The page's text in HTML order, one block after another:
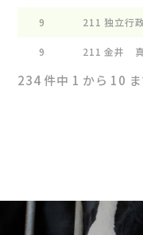
9 211 独立行
9 211 金井
234 件中 1 から 10